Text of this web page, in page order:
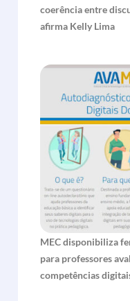
coerência entre
afirma Kelly Lima
MEC disponibiliza
para professores
competências